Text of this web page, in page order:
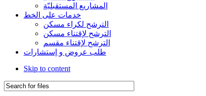
المشاريع المستقبليّة
خدمات على الخط
الترشح لكراء مسكن
الترشح لإقتناء مسكن
الترشح لإقتناء مقسم
طلب عروض و إستشارات
Skip to content